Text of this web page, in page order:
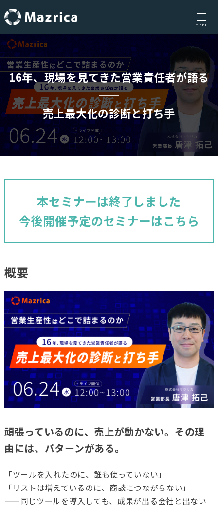
Skip
to
content
menu
16年、現場を見てきた営業責任者が語る
——
売上最大化の診断と打ち手
本セミナーは終了しました
今後開催予定のセミナーはこちら
概要
頑張っているのに、売上が動かない。その理
由には、パターンがある。
「ツールを入れたのに、誰も使っていない」
「リストは増えているのに、商談につながらない」
——同じツールを導入しても、成果が出る会社と出ない